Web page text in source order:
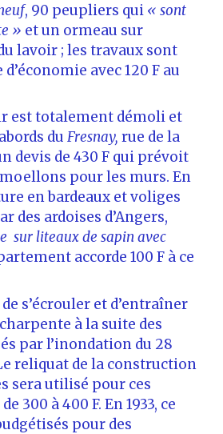
, 90 peupliers qui « sont
» et un ormeau sur
lavoir ; les travaux sont
avec 120 F au
est totalement démoli et
du Fresnay, rue de la
devis de 430 F qui prévoit
pour les murs. En
en bardeaux et voliges
des ardoises d’Angers,
sur liteaux de sapin avec
accorde 100 F à ce
s’écrouler et d’entraîner
à la suite des
par l’inondation du 28
reliquat de la construction
sera utilisé pour ces
300 à 400 F. En 1933, ce
pour des